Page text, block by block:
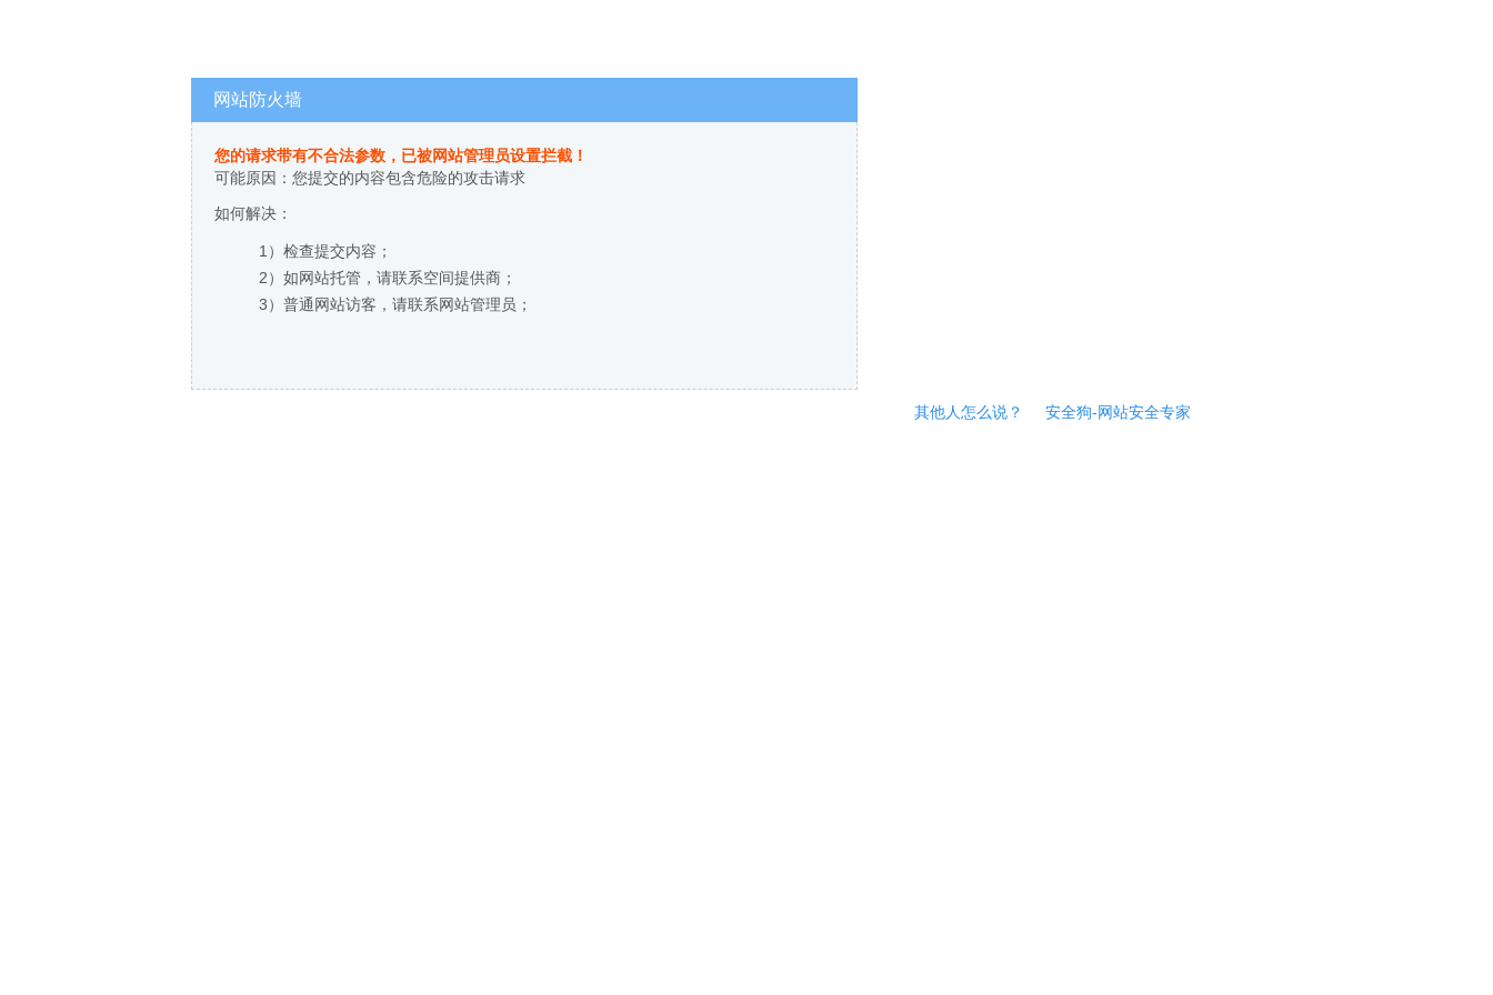
网站防火墙
您的请求带有不合法参数，已被网站管理员设置拦截！
可能原因：您提交的内容包含危险的攻击请求
如何解决：
1）检查提交内容；
2）如网站托管，请联系空间提供商；
3）普通网站访客，请联系网站管理员；
其他人怎么说？ 安全狗-网站安全专家